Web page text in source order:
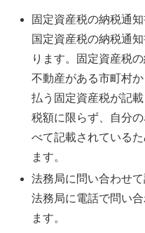
固定資産税の納税通
国定資産税の納税通
ります。固定資産税
不動産がある市町村
払う固定資産税が記
税額に限らず、自分
べて記載されている
ます。
法務局に問い合わせ
法務局に電話で問い
ます。